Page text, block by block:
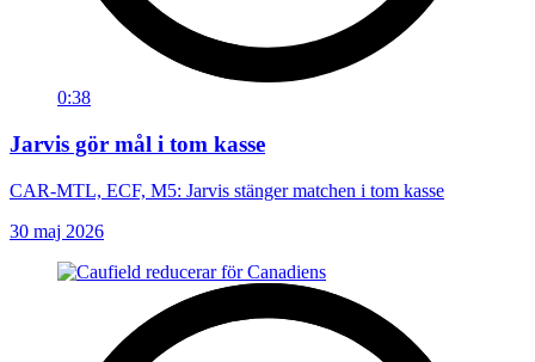
0:38
Jarvis gör mål i tom kasse
CAR-MTL, ECF, M5: Jarvis stänger matchen i tom kasse
30 maj 2026